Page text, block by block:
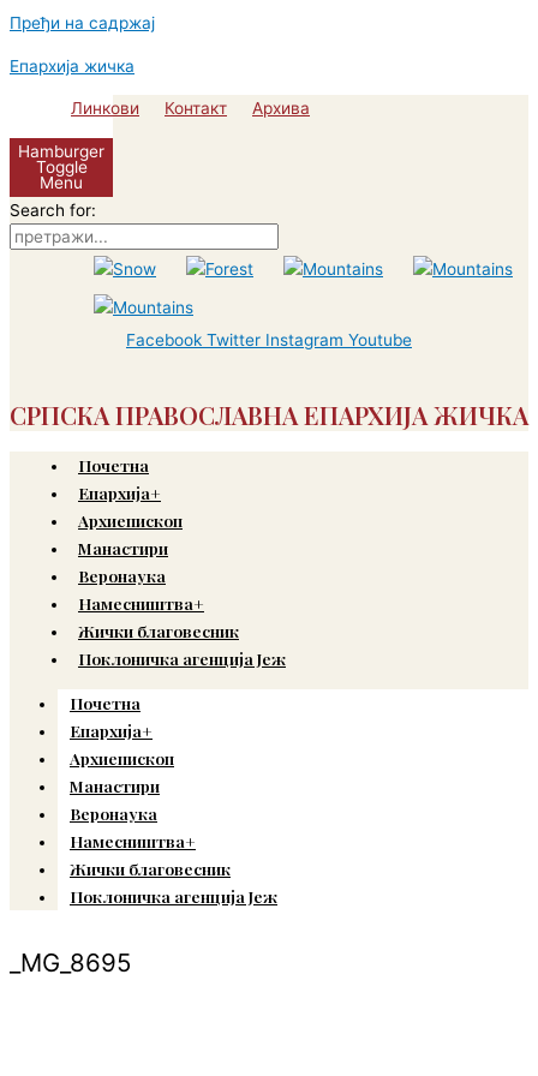
Пређи на садржај
Епархија жичка
Линкови Контакт Архива
Hamburger
Toggle
Menu
Search for:
Facebook Twitter Instagram Youtube
СРПСКА ПРАВОСЛАВНА ЕПАРХИЈА ЖИЧКА
Почетна
Епархија+
Архиепископ
Манастири
Веронаука
Намесништва+
Жички благовесник
Поклоничка агенција Јеж
Почетна
Епархија+
Архиепископ
Манастири
Веронаука
Намесништва+
Жички благовесник
Поклоничка агенција Јеж
_MG_8695